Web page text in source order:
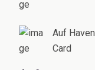
Auf Haven
Card